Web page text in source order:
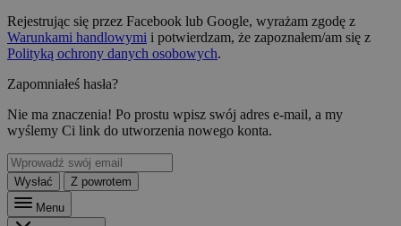
Rejestrując się przez Facebook lub Google, wyrażam zgodę z
Warunkami handlowymi i potwierdzam, że zapoznałem/am się z
Polityką ochrony danych osobowych.
Zapomniałeś hasła?
Nie ma znaczenia! Po prostu wpisz swój adres e-mail, a my
wyślemy Ci link do utworzenia nowego konta.
Wysłać
Z powrotem
Menu